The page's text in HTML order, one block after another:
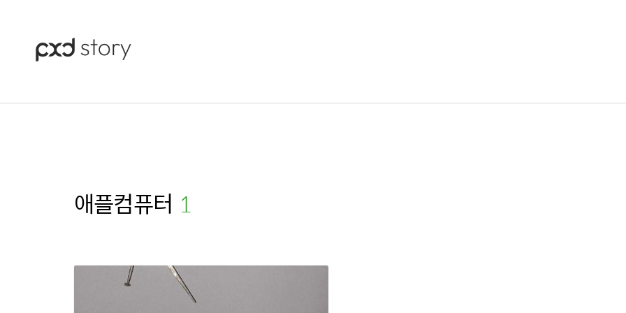
애플컴퓨터 (1)